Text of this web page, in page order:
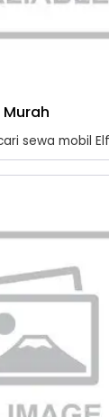
Murah
sewa mobil